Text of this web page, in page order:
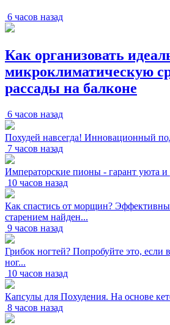
6 часов назад
Как организовать
микроклиматическую
рассады на балконе
6 часов назад
Похудей навсегда! Инновационный
7 часов назад
Императорские пионы - гарант уюта
10 часов назад
Как спастись от морщин?
старением найден...
9 часов назад
Грибок ногтей? Попробуйте это, если
ног...
10 часов назад
Капсулы для Похудения. На основе
8 часов назад